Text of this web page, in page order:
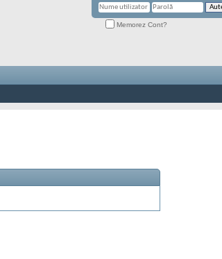
Memorez Cont?